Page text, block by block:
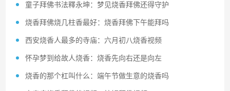
童子拜佛书法釋永坤：梦见烧香拜佛还得守护
烧香拜佛烧几柱香最好：烧香拜佛下午能拜吗
西安烧香人最多的寺庙：六月初八烧香视频
怀孕梦到给故人烧香：烧香先向右还是向左
烧香的那个杠叫什么：端午节做生意的烧香吗